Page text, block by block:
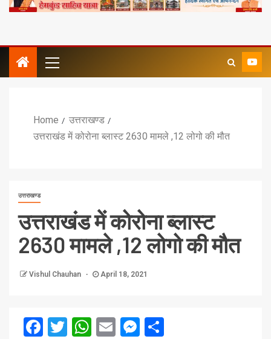
Home
उत्तराखण्ड
उत्तराखंड में कोरोना ब्लास्ट 2630 मामले ,12 लोगो की मौत
उत्तराखण्ड
उत्तराखंड में कोरोना ब्लास्ट
2630 मामले ,12 लोगो की मौत
Vishul Chauhan April 18, 2021
Facebook
Twitter
WhatsApp
EmailMessenger